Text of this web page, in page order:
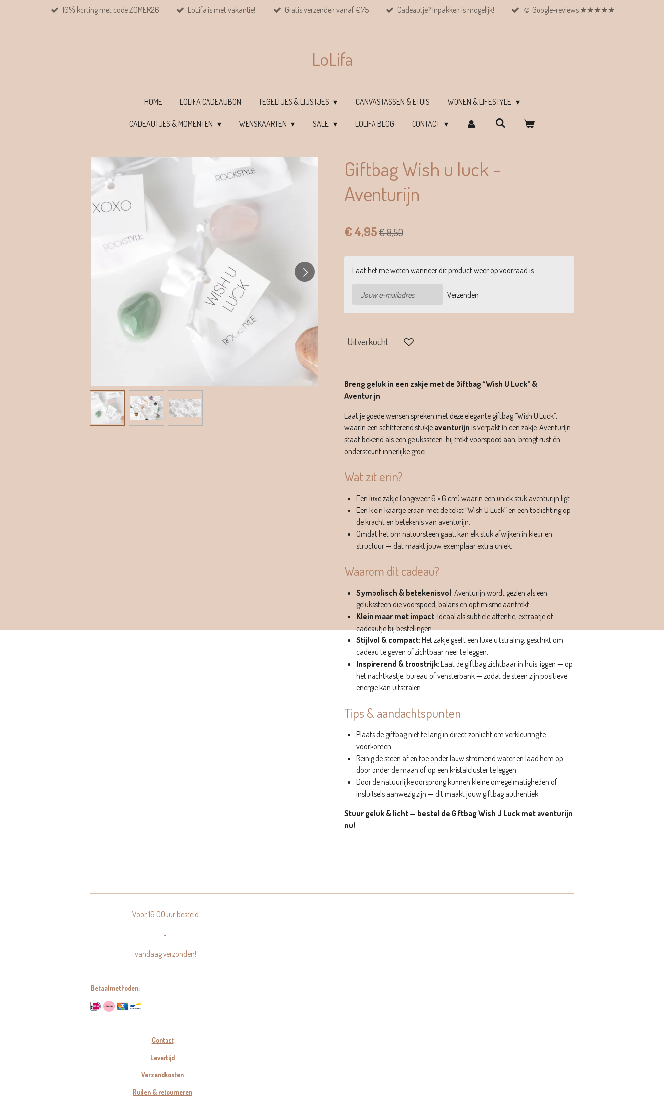
10% korting met code ZOMER26 LoLifa is met vakantie! Gratis verzenden vanaf €75 Cadeautje? Inpakken is mogelijk! ☺︎ Google-reviews ★★★★★
LoLifa
HOME LOLIFA CADEAUBON TEGELTJES & LIJSTJES CANVASTASSEN & ETUIS WONEN & LIFESTYLE
CADEAUTJES & MOMENTEN WENSKAARTEN SALE LOLIFA BLOG CONTACT
Giftbag Wish u luck -
Aventurijn
€ 4,95€ 8,50
Laat het me weten wanneer dit product weer op voorraad is.
Verzenden
Uitverkocht
Breng geluk in een zakje met de Giftbag “Wish U Luck” &
Aventurijn
Laat je goede wensen spreken met deze elegante giftbag “Wish U Luck”,
waarin een schitterend stukje aventurijn is verpakt in een zakje. Aventurijn
staat bekend als een gelukssteen: hij trekt voorspoed aan, brengt rust én
ondersteunt innerlijke groei.
Wat zit erin?
Een luxe zakje (ongeveer 6 × 6 cm) waarin een uniek stuk aventurijn ligt.
Een klein kaartje eraan met de tekst “Wish U Luck” en een toelichting op
de kracht en betekenis van aventurijn.
Omdat het om natuursteen gaat, kan elk stuk afwijken in kleur en
structuur — dat maakt jouw exemplaar extra uniek.
Waarom dit cadeau?
Symbolisch & betekenisvol: Aventurijn wordt gezien als een
gelukssteen die voorspoed, balans en optimisme aantrekt.
Klein maar met impact: Ideaal als subtiele attentie, extraatje of
cadeautje bij bestellingen.
Stijlvol & compact: Het zakje geeft een luxe uitstraling, geschikt om
cadeau te geven of zichtbaar neer te leggen.
Inspirerend & troostrijk: Laat de giftbag zichtbaar in huis liggen — op
het nachtkastje, bureau of vensterbank — zodat de steen zijn positieve
energie kan uitstralen.
Tips & aandachtspunten
Plaats de giftbag niet te lang in direct zonlicht om verkleuring te
voorkomen.
Reinig de steen af en toe onder lauw stromend water en laad hem op
door onder de maan of op een kristalcluster te leggen.
Door de natuurlijke oorsprong kunnen kleine onregelmatigheden of
insluitsels aanwezig zijn — dit maakt jouw giftbag authentiek.
Stuur geluk & licht — bestel de Giftbag Wish U Luck met aventurijn
nu!
Voor 16:00uur besteld
=
vandaag verzonden!
Betaalmethoden:
Contact
Levertijd
Verzendkosten
Ruilen & retourneren